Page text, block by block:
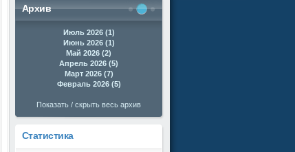
Архив
Июль 2026 (1)
Июнь 2026 (1)
Май 2026 (2)
Апрель 2026 (5)
Март 2026 (7)
Февраль 2026 (5)
Показать / скрыть весь архив
Статистика